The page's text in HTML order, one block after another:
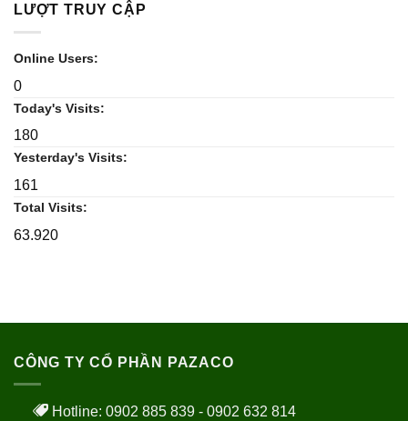
LƯỢT TRUY CẬP
Online Users:
0
Today's Visits:
180
Yesterday's Visits:
161
Total Visits:
63.920
CÔNG TY CỔ PHẦN PAZACO
Hotline: 0902 885 839 - 0902 632 814